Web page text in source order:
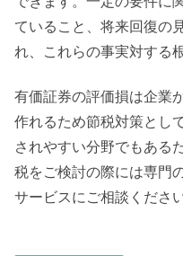
ていること、将来回復の
れ、これらの事実対する
有価証券の評価損は企業
作れるため節税対策とし
されやすい分野でもある
税をご検討の際には専門
サービスにご相談ください